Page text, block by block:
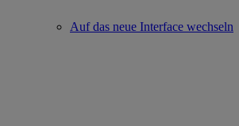
Auf das neue Interface wechseln